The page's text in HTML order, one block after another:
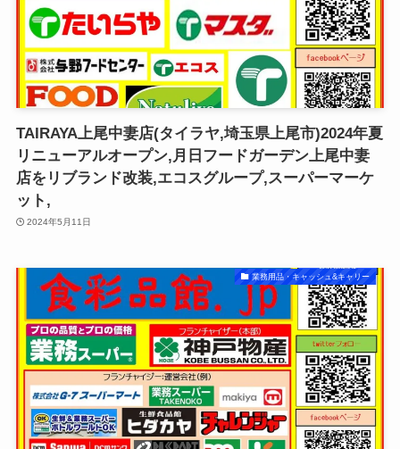
TAIRAYA上尾中妻店(タイラヤ,埼玉県上尾市)2024年夏
リニューアルオープン,月日フードガーデン上尾中妻
店をリブランド改装,エコスグループ,スーパーマーケ
ット,
2024年5月11日
業務用品・キャッシュ&キャリー